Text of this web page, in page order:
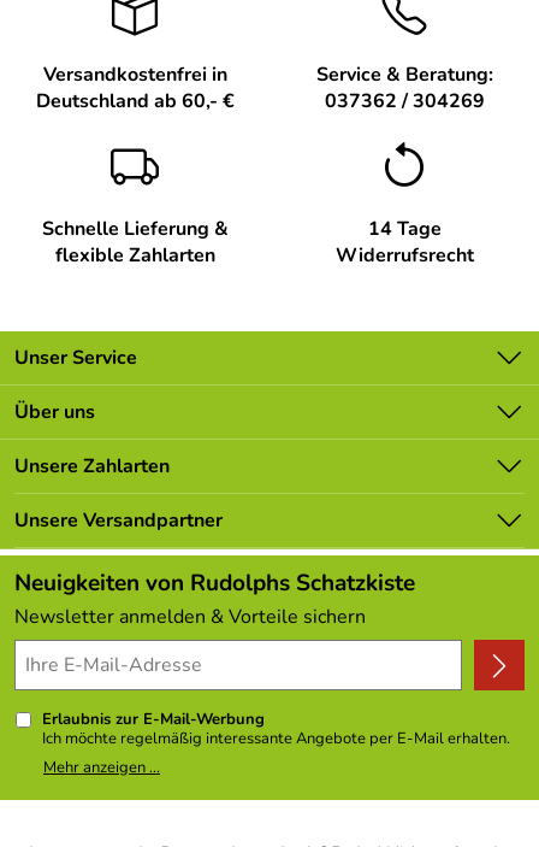
Versandkostenfrei in
Deutschland ab 60,- €
Service & Beratung:
037362 / 304269
Schnelle Lieferung &
flexible Zahlarten
14 Tage
Widerrufsrecht
Unser Service
Kontakt
Batterieverordnung
Newsletter
Lieferbedingungen
Kundenlogin
Über uns
Unsere Bestseller
Marken
Neu
Angebote
Kundenbewertungen (308)
4,9/5*****
Unsere Zahlarten
Unsere Versandpartner
Neuigkeiten von Rudolphs Schatzkiste
Newsletter anmelden & Vorteile sichern
Erlaubnis zur E-Mail-Werbung
Ich möchte regelmäßig interessante Angebote per E-Mail erhalten.
Meine E-Mail-Adresse wird nicht an andere Unternehmen
weitergegeben. Zu statistischen Zwecken wird in anonymer Form
Mehr anzeigen ...